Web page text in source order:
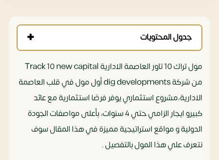
جدول المحتويات
مول تراك 10 تاور العاصمة الادارية Track 10 new capital
من شركة dig developments أول مول في قلب العاصمة
الادارية،مشروع استثماري يوفر فرصًا استثمارية مع عائد
كبيرو ايجار الزامي حتي 4 سنوات، بأعلى مواصفات الجودة
الدولية و مواقع استراتيجية مميزة في هذا المقال سوف
نتعرف علي هذا المول بالتفصيل .